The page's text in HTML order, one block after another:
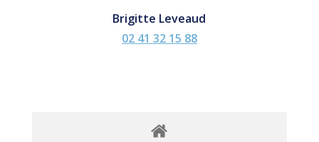
Brigitte Leveaud
02 41 32 15 88